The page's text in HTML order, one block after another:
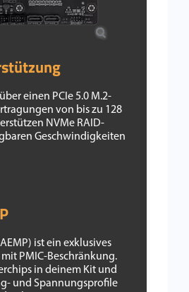
einen PCIe 5.0 M.2-
von bis zu 128
NVMe RAID-
Geschwindigkeiten
ist ein exklusives
PMIC-Beschränkung.
in deinem Kit und
und Spannungsprofile